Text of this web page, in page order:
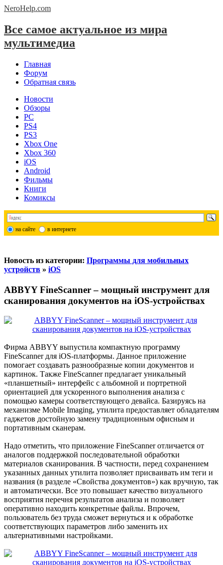
NeroHelp.com
Все самое актуальное из мира
мультимедиа
Главная
Форум
Обратная связь
Новости
Обзоры
PC
PS4
PS3
Xbox One
Xbox 360
iOS
Android
Фильмы
Книги
Комиксы
на сайте в интернете
Новость из категории: Программы для мобильных
устройств » iOS
ABBYY FineScanner – мощный инструмент для
сканирования документов на iOS-устройствах
Фирма ABBYY выпустила компактную программу
FineScanner для iOS-платформы. Данное приложение
помогает создавать разнообразные копии документов и
картинок. Также FineScanner предлагает уникальный
«планшетный» интерфейс с альбомной и портретной
ориентацией для ускоренного выполнения анализа с
помощью камеры соответствующего девайса. Базируясь на
механизме Mobile Imaging, утилита предоставляет обладателям
гаджетов достойную замену традиционным офисным и
портативным сканерам.
Надо отметить, что приложение FineScanner отличается от
аналогов поддержкой последовательной обработки
материалов сканирования. В частности, перед сохранением
указанных данных утилита позволяет присваивать им теги и
названия (в разделе «Свойства документов») как вручную, так
и автоматически. Все это повышает качество визуального
восприятия перечня результатов анализа и позволяет
оперативно находить конкретные файлы. Впрочем,
пользователь без труда сможет вернуться и к обработке
соответствующих параметров либо заменить их
альтернативными настройками.